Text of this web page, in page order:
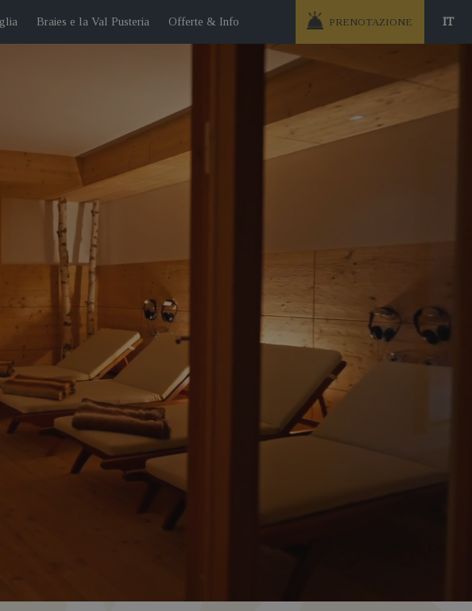
Braies e la Val Pusteria Offerte & Info IT
PRENOTAZIONE